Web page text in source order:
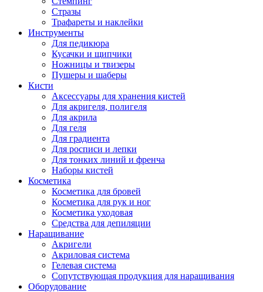
Стразы
Трафареты и наклейки
Инструменты
Для педикюра
Кусачки и щипчики
Ножницы и твизеры
Пушеры и шаберы
Кисти
Аксессуары для хранения кистей
Для акригеля, полигеля
Для акрила
Для геля
Для градиента
Для росписи и лепки
Для тонких линий и френча
Наборы кистей
Косметика
Косметика для бровей
Косметика для рук и ног
Косметика уходовая
Средства для депиляции
Наращивание
Акригели
Акриловая система
Гелевая система
Сопутствующая продукция для наращивания
Оборудование